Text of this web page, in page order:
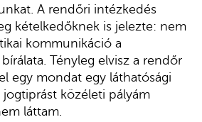
A rendőri intézkedés
kételkedőknek is jelezte: nem
kommunikáció a
Tényleg elvisz a rendőr
egy mondat egy láthatósági
jogtiprást közéleti pályám
láttam.